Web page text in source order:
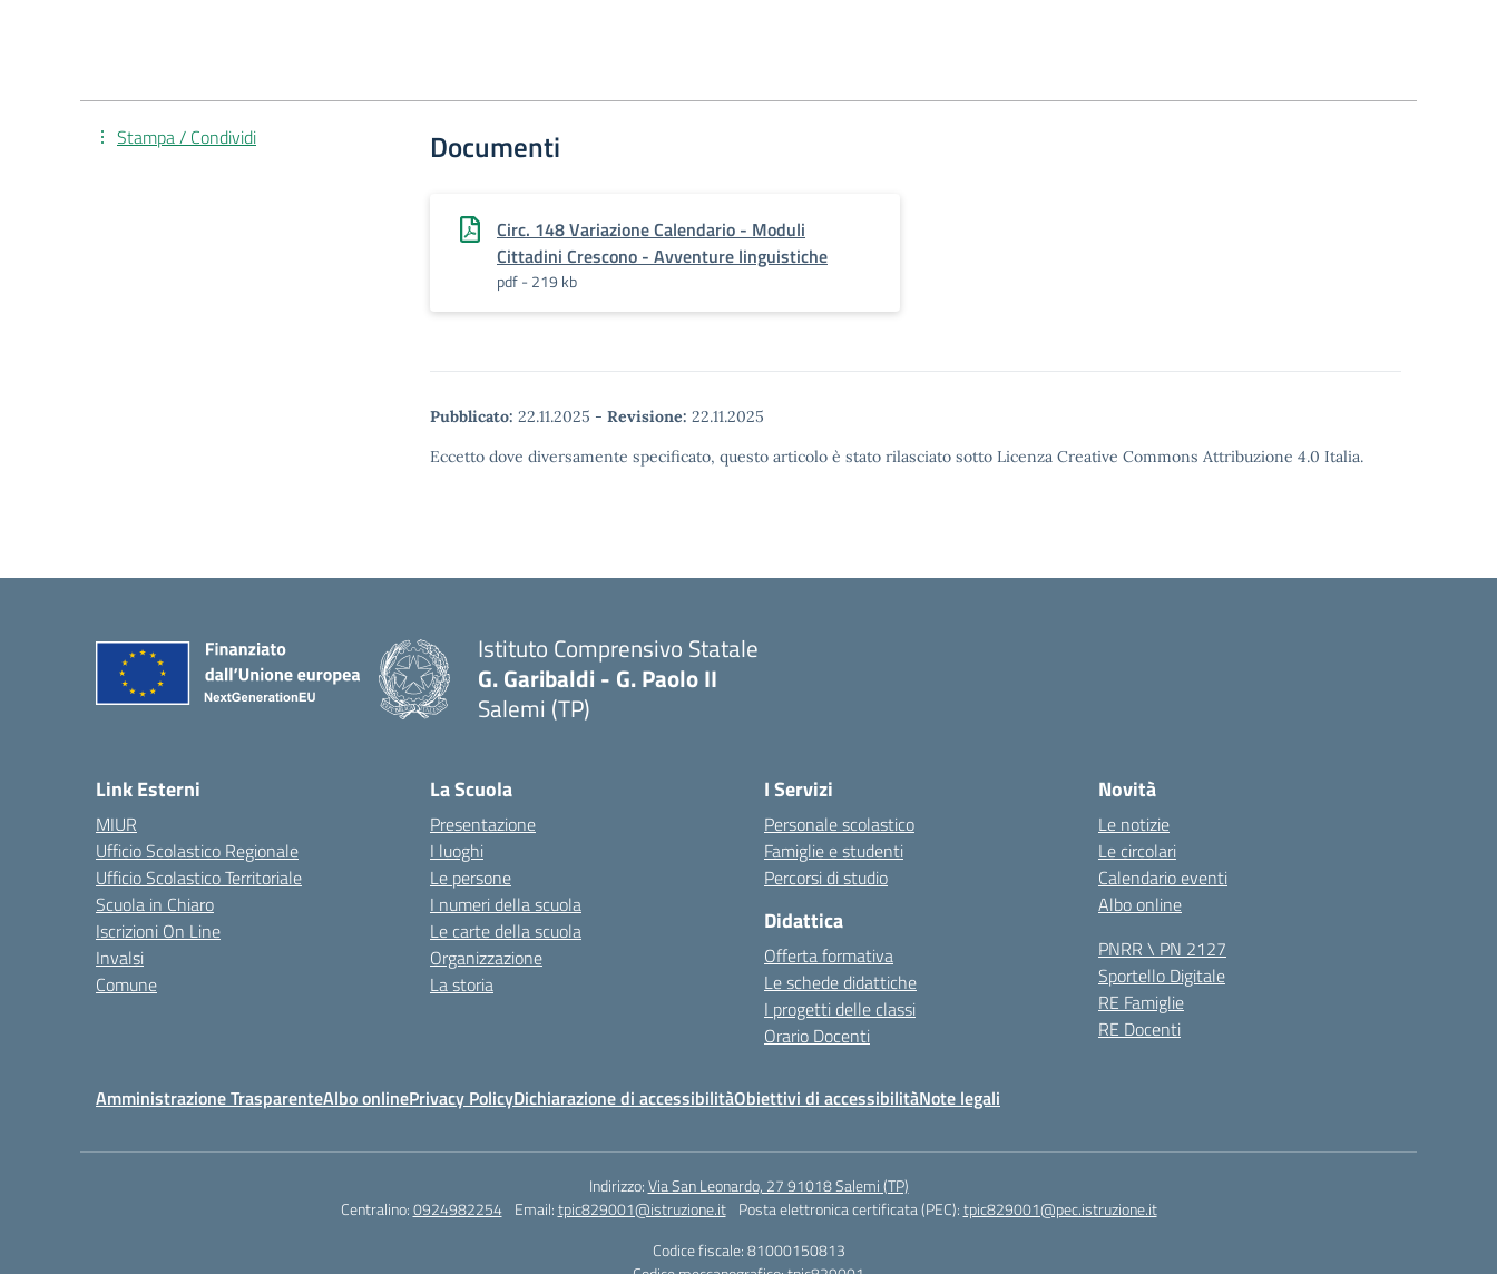
Documenti
Circ. 148 Variazione Calendario - Moduli
Cittadini Crescono - Avventure linguistiche
pdf - 219 kb
Pubblicato: 22.11.2025 - Revisione: 22.11.2025
Eccetto dove diversamente specificato, questo articolo è stato rilasciato sotto Licenza Creative Commons Attribuzione 4.0 Italia.
Stampa / Condividi
Istituto Comprensivo Statale
G. Garibaldi - G. Paolo II
Salemi (TP)
Link Esterni
MIUR
Ufficio Scolastico Regionale
Ufficio Scolastico Territoriale
Scuola in Chiaro
Iscrizioni On Line
Invalsi
Comune
La Scuola
Presentazione
I luoghi
Le persone
I numeri della scuola
Le carte della scuola
Organizzazione
La storia
I Servizi
Personale scolastico
Famiglie e studenti
Percorsi di studio
Didattica
Offerta formativa
Le schede didattiche
I progetti delle classi
Orario Docenti
Novità
Le notizie
Le circolari
Calendario eventi
Albo online
PNRR \ PN 2127
Sportello Digitale
RE Famiglie
RE Docenti
Amministrazione TrasparenteAlbo onlinePrivacy PolicyDichiarazione di accessibilitàObiettivi di accessibilitàNote legali
Indirizzo:Via San Leonardo, 27 91018 Salemi (TP)
Centralino:0924982254 Email:tpic829001@istruzione.it Posta elettronica certificata (PEC):tpic829001@pec.istruzione.it
Codice fiscale: 81000150813